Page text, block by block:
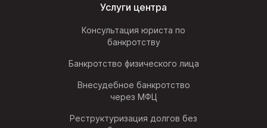
Услуги центра
Консультация юриста по
банкротству
Банкротство физического лица
Внесудебное банкротство
через МФЦ
Реструктуризация долгов без